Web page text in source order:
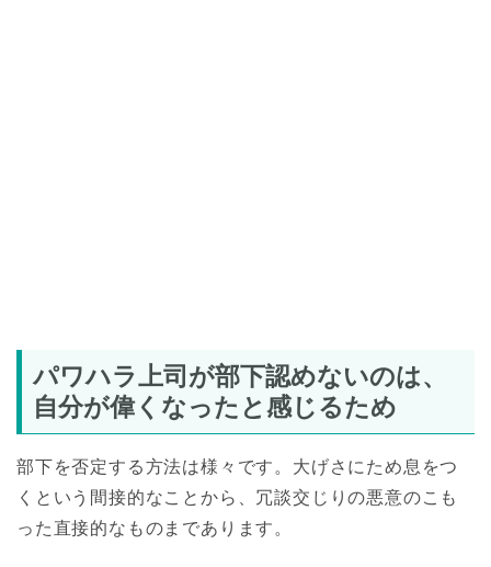
パワハラ上司が部下認めないのは、
自分が偉くなったと感じるため
部下を否定する方法は様々です。大げさにため息をつ
くという間接的なことから、冗談交じりの悪意のこも
った直接的なものまであります。